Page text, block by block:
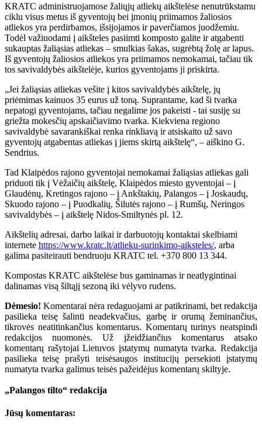
KRATC administruojamose žaliųjų atliekų aikštelėse nenutrūkstamu
ciklu visus metus iš gyventojų bei įmonių priimamos žaliosios
atliekos yra perdirbamos, išsijojamos ir paverčiamos juodžemiu.
Todėl važiuodami į aikšteles pasiimti komposto galite ir atgabenti
sukauptas žaliąsias atliekas – smulkias šakas, sugrėbtą žolę ar lapus.
Iš gyventojų žaliosios atliekos yra priimamos nemokamai, tačiau tik
tos savivaldybės aikštelėje, kurios gyventojams ji priskirta.
„Jei žaliąsias atliekas vešite į kitos savivaldybės aikštelę, jų
priėmimas kainuos 35 eurus už toną. Suprantame, kad ši tvarka
nepatogi gyventojams, tačiau negalime jos pakeisti - tai susiję su
griežta mokesčių apskaičiavimo tvarka. Kiekviena regiono
savivaldybė savarankiškai renka rinkliavą ir atsiskaito už savo
gyventojų atgabentas atliekas į jiems skirtą aikštelę“, – aiškino G.
Sendrius.
Tad Klaipėdos rajono gyventojai nemokamai žaliąsias atliekas gali
priduoti tik į Vėžaičių aikštelę, Klaipėdos miesto gyventojai – į
Glaudėnų, Kretingos rajono – į Ankštakių, Palangos – į Joskaudų,
Skuodo rajono – į Puodkalių, Šilutės rajono – į Rumšų, Neringos
savivaldybės – į aikštelę Nidos-Smiltynės pl. 12.
Aikštelių adresai, darbo laikai ir darbuotojų kontaktai skelbiami
internete https://www.kratc.lt/atlieku-surinkimo-aiksteles/, arba
galima pasiteirauti bendruoju KRATC tel. +370 800 13 344.
Kompostas KRATC aikštelėse bus gaminamas ir neatlygintinai
dalinamas visą šiltąjį sezoną iki vėlyvo rudens.
Dėmesio! Komentarai nėra redaguojami ar patikrinami, bet redakcija
pasilieka teisę šalinti neadekvačius, garbę ir orumą žeminančius,
tikrovės neatitinkančius komentarus. Komentarų turinys neatspindi
redakcijos nuomonės. Už įžeidžiančius komentarus atsako
komentarų rašytojai Lietuvos įstatymų numatyta tvarka. Redakcija
pasilieka teisę prašyti teisėsaugos institucijų persekioti įstatymų
numatyta tvarka galimus teisės pažeidėjus komentarų skiltyje.
„Palangos tilto“ redakcija
Jūsų komentaras: